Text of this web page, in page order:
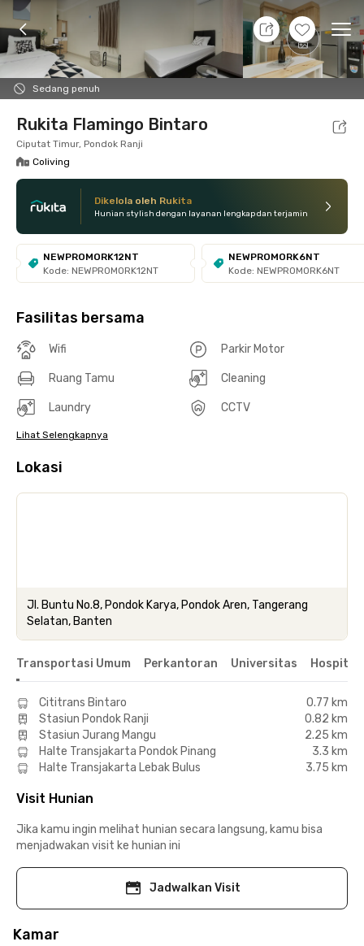
+7
Sedang penuh
9 Agt 26 - Belum tahu
Foto Fasilitas bersama Lokasi Kamar
Rukita Flamingo Bintaro
Ciputat Timur, Pondok Ranji
Coliving
Dikelola oleh Rukita
Hunian stylish dengan layanan lengkap dan terjamin
NEWPROMORK12NT
Kode: NEWPROMORK12NT
NEWPROMORK6NT
Kode: NEWPROMORK6NT
Fasilitas bersama
Wifi Parkir Motor
Ruang Tamu Cleaning
Laundry CCTV
Lihat Selengkapnya
Lokasi
Jl. Buntu No.8, Pondok Karya, Pondok Aren, Tangerang
Selatan, Banten
Transportasi Umum Perkantoran Universitas Hospital
Cititrans Bintaro
0.77 km
Stasiun Pondok Ranji
0.82 km
Stasiun Jurang Mangu
2.25 km
Halte Transjakarta Pondok Pinang
3.3 km
Halte Transjakarta Lebak Bulus
3.75 km
Visit Hunian
Jika kamu ingin melihat hunian secara langsung, kamu bisa
menjadwakan visit ke hunian ini
Jadwalkan Visit
Kamar